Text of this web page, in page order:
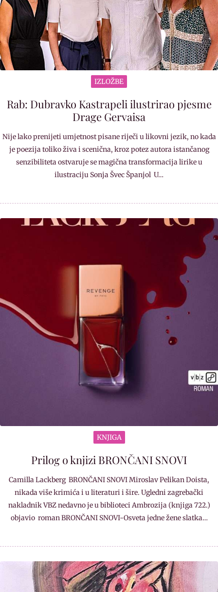
IZLOŽBE
Rab: Dubravko Kastrapeli ilustrirao pjesme
Drage Gervaisa
Nije lako prenijeti umjetnost pisane riječi u likovni jezik, no kada
je poezija toliko živa i scenična, kroz potez autora istančanog
senzibiliteta ostvaruje se magična transformacija lirike u
ilustraciju Sonja Švec Španjol U…
KNJIGA
Prilog o knjizi BRONČANI SNOVI
Camilla Lackberg BRONČANI SNOVI Miroslav Pelikan Doista,
nikada više krimića i u literaturi i šire. Ugledni zagrebački
nakladnik VBZ nedavno je u biblioteci Ambrozija (knjiga 722.)
objavio roman BRONČANI SNOVI-Osveta jedne žene slatka…